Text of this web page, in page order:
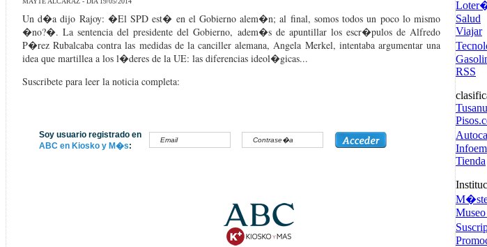
Un d�a dijo Rajoy: �El SPD est� en el Gobierno alem�n; al final, somos todos un poco lo mismo
�no?�. La sentencia del presidente del Gobierno, adem�s de apuntillar los escr�pulos de Alfredo
P�rez Rubalcaba contra las medidas de la canciller alemana, Angela Merkel, intentaba argumentar una
idea que martillea a los l�deres de la UE: las diferencias ideol�gicas...
Suscribete para leer la noticia completa:
Soy usuario registrado en
ABC en Kiosko y M�s:
Salud
Viajar
RSS
Tienda